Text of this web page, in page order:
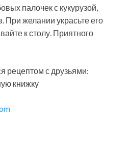
палочек с кукурузой,
При желании украсьте его
к столу. Приятного
рецептом с друзьями:
книжку